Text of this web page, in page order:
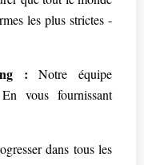
les plus strictes -
: Notre équipe
vous fournissant
dans tous les